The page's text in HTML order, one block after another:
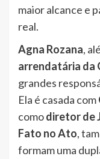
maior alcance e
real.
Agna Rozana,
arrendatária da
grandes
Ela é casada com
comodiretor de
Fato no Ato,
formam uma